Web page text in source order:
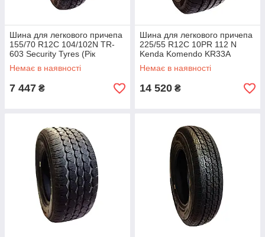
Шина для легкового причепа
155/70 R12C 104/102N TR-
603 Security Tyres (Рік
випуску 2020) 30304-20
Немає в наявності
7 447 ₴
Шина для легкового причепа
225/55 R12C 10PR 112 N
Kenda Komendo KR33А
30313-19 рік випуску 2019
Немає в наявності
14 520 ₴